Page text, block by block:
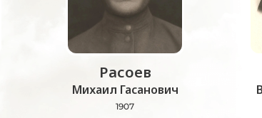
Расоев
Михаил Гасанович
1907